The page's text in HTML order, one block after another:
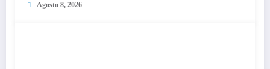
Agosto 8, 2026